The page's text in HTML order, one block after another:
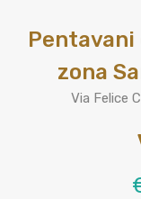
Pentavani
zona
Via Felice